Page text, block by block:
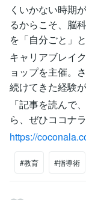
くいかない時期
るからこそ、脳
を「自分ごと」
キャリアブレイ
ョップを主催。
続けてきた経験
「記事を読んで
ら、ぜひココナ
https://
#教育 #指導術